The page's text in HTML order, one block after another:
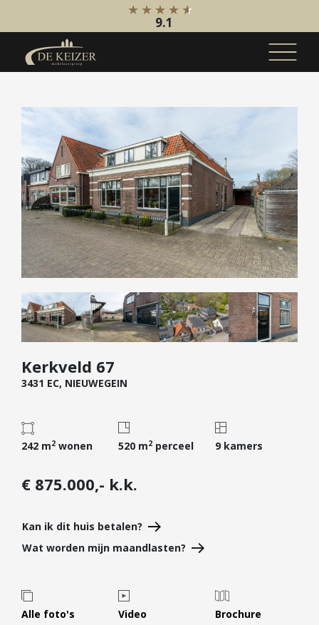
Koopaanbod
Bestaande bouw
Internationaal
Nieuwbouw
Bedrijfsaanbod
Huuraanbod
Bestaande bouw
Internationaal
Nieuwbouw
Bedrijfsaanbod
Diensten
Kopen
Verkopen
Verhuren
Taxeren
Projectontwikkelaars
Particulieren
Hypotheekadvies
9.1
Kerkveld 67
3431 EC, NIEUWEGEIN
242 m2 wonen 520 m2perceel 9 kamers
€ 875.000,- k.k.
Kan ik dit huis betalen?
Wat worden mijn maandlasten?
Alle foto's Video Brochure